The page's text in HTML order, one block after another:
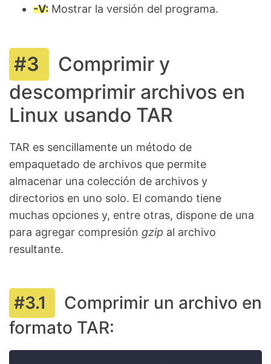
-V: Mostrar la versión del programa.
Comprimir y
descomprimir archivos en
Linux usando TAR
TAR es sencillamente un método de
empaquetado de archivos que permite
almacenar una colección de archivos y
directorios en uno solo. El comando tiene
muchas opciones y, entre otras, dispone de una
para agregar compresión gzip al archivo
resultante.
Comprimir un archivo en
formato TAR: